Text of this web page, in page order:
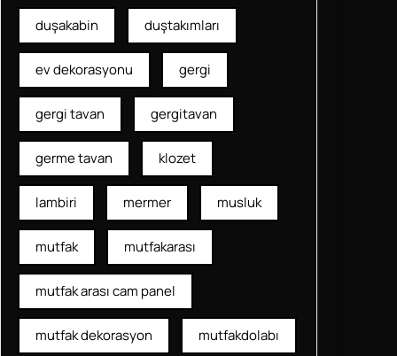
duşakabin duştakımları
ev dekorasyonu gergi
gergi tavan gergitavan
germe tavan klozet
lambiri mermer musluk
mutfak mutfakarası
mutfak arası cam panel
mutfak dekorasyon mutfakdolabı